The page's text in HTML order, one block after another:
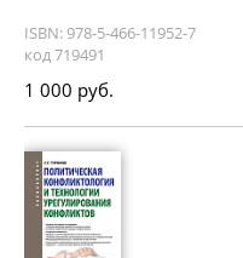
ISBN: 978-5-466-11952-7
код 719491
1 000 руб.